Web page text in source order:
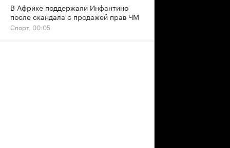
В Африке поддержали Инфантино
после скандала с продажей прав ЧМ
Спорт, 00:05